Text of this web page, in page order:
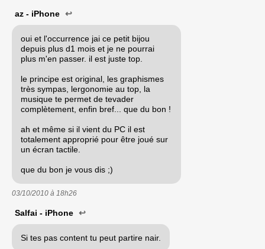
az - iPhone ↩
oui et l'occurrence jai ce petit bijou
depuis plus d1 mois et je ne pourrai
plus m'en passer. il est juste top.
le principe est original, les graphismes
très sympas, lergonomie au top, la
musique te permet de tevader
complètement, enfin bref... que du bon !
ah et même si il vient du PC il est
totalement approprié pour être joué sur
un écran tactile.
que du bon je vous dis ;)
03/10/2010 à 18h26
Salfai - iPhone ↩
Si tes pas content tu peut partire nair.